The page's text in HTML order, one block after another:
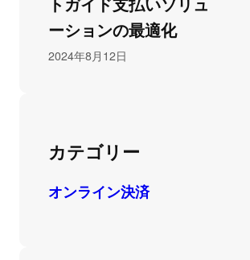
ーションの最適化
2024年8月12日
カテゴリー
オンライン決済